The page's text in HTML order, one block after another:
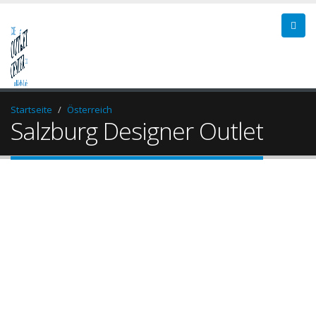
Startseite Österreich
Salzburg Designer Outlet